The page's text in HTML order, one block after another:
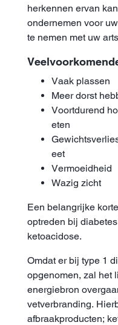
herkennen ervan
ondernemen voor
te nemen met uw
Vaak plassen
Meer dorst
Voortdurend
eten
eet
Vermoeidheid
Wazig zicht
Een belangrijke
optreden bij
ketoacidose.
Omdat er bij type 1
opgenomen, zal het
energiebron
vetverbranding.
afbraakproducten;